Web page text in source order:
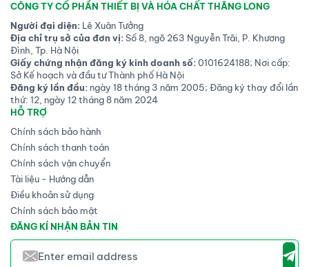
CÔNG TY CỔ PHẦN THIẾT BỊ VÀ HÓA CHẤT THĂNG LONG
Người đại diện: Lê Xuân Tưởng
Địa chỉ trụ sở của đơn vị:Số 8, ngõ 263 Nguyễn Trãi, P. Khương
Đình, Tp. Hà Nội
Giấy chứng nhận đăng ký kinh doanh số:0101624188; Nơi cấp:
Sở Kế hoạch và đầu tư Thành phố Hà Nội
Đăng ký lần đầu: ngày 18 tháng 3 năm 2005; Đăng ký thay đổi lần
thứ: 12, ngày 12 tháng 8 năm 2024
HỖ TRỢ
Chính sách bảo hành
Chính sách thanh toán
Chính sách vận chuyển
Tài liệu - Hướng dẫn
Điều khoản sử dụng
Chính sách bảo mật
ĐĂNG KÍ NHẬN BẢN TIN